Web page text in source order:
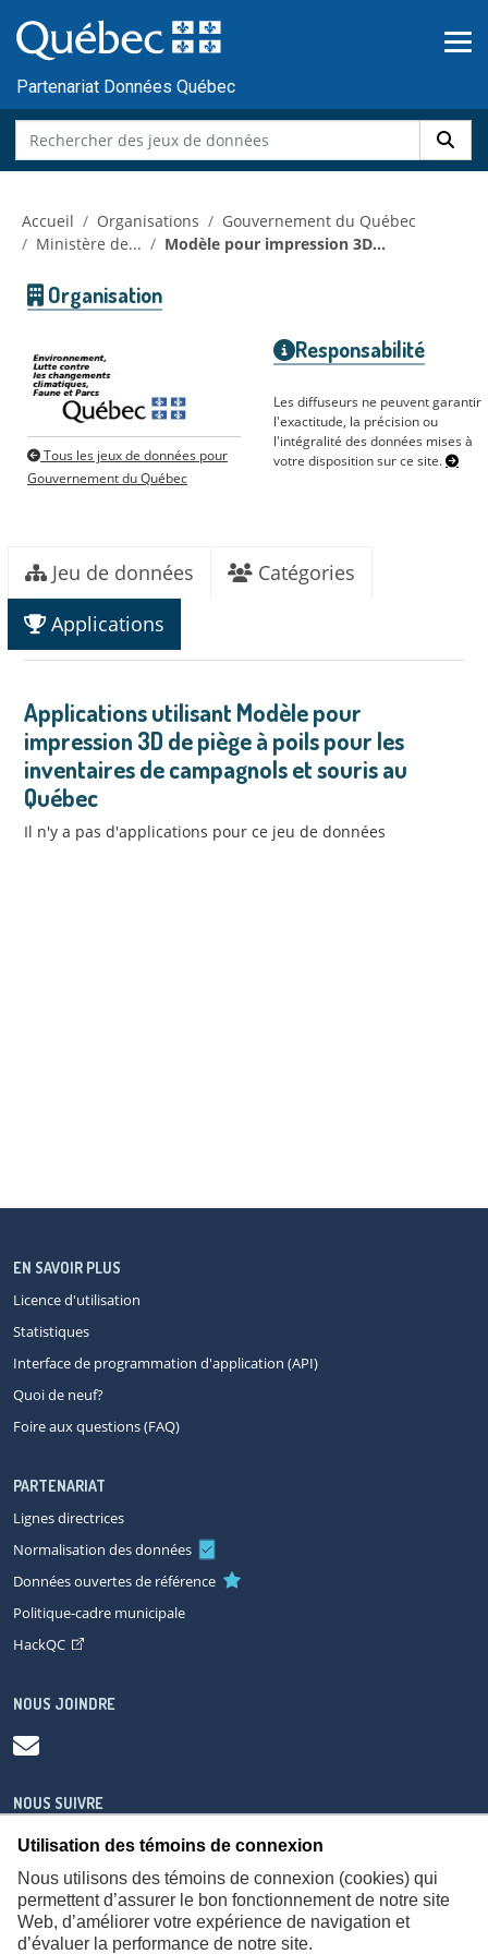
au
contenu
Partenariat Données Québec
Accueil Organisations
Gouvernement du Québec
Ministère de...
Modèle pour impression 3D...
Organisation
Tous les jeux de données pour
Gouvernement du Québec
Responsabilité
Les diffuseurs ne peuvent garantir
l'exactitude, la précision ou
l'intégralité des données mises à
votre disposition sur ce site.
Jeu de données
Catégories
Applications
Applications utilisant Modèle pour
impression 3D de piège à poils pour les
inventaires de campagnols et souris au
Québec
Il n'y a pas d'applications pour ce jeu de données
Utilisation des témoins de connexion
Nous utilisons des témoins de connexion (cookies) qui
permettent d’assurer le bon fonctionnement de notre site
Web, d’améliorer votre expérience de navigation et
d’évaluer la performance de notre site.
EN SAVOIR PLUS
Licence d'utilisation
Statistiques
Interface de programmation d'application (API)
Quoi de neuf?
Foire aux questions (FAQ)
PARTENARIAT
Lignes directrices
Normalisation des données
Données ouvertes de référence
Politique-cadre municipale
HackQC
NOUS JOINDRE
NOUS SUIVRE
À propos Accessibilité Plan du site Consignes de sécurité